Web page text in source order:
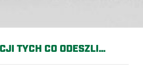
TYCH CO ODESZLI…